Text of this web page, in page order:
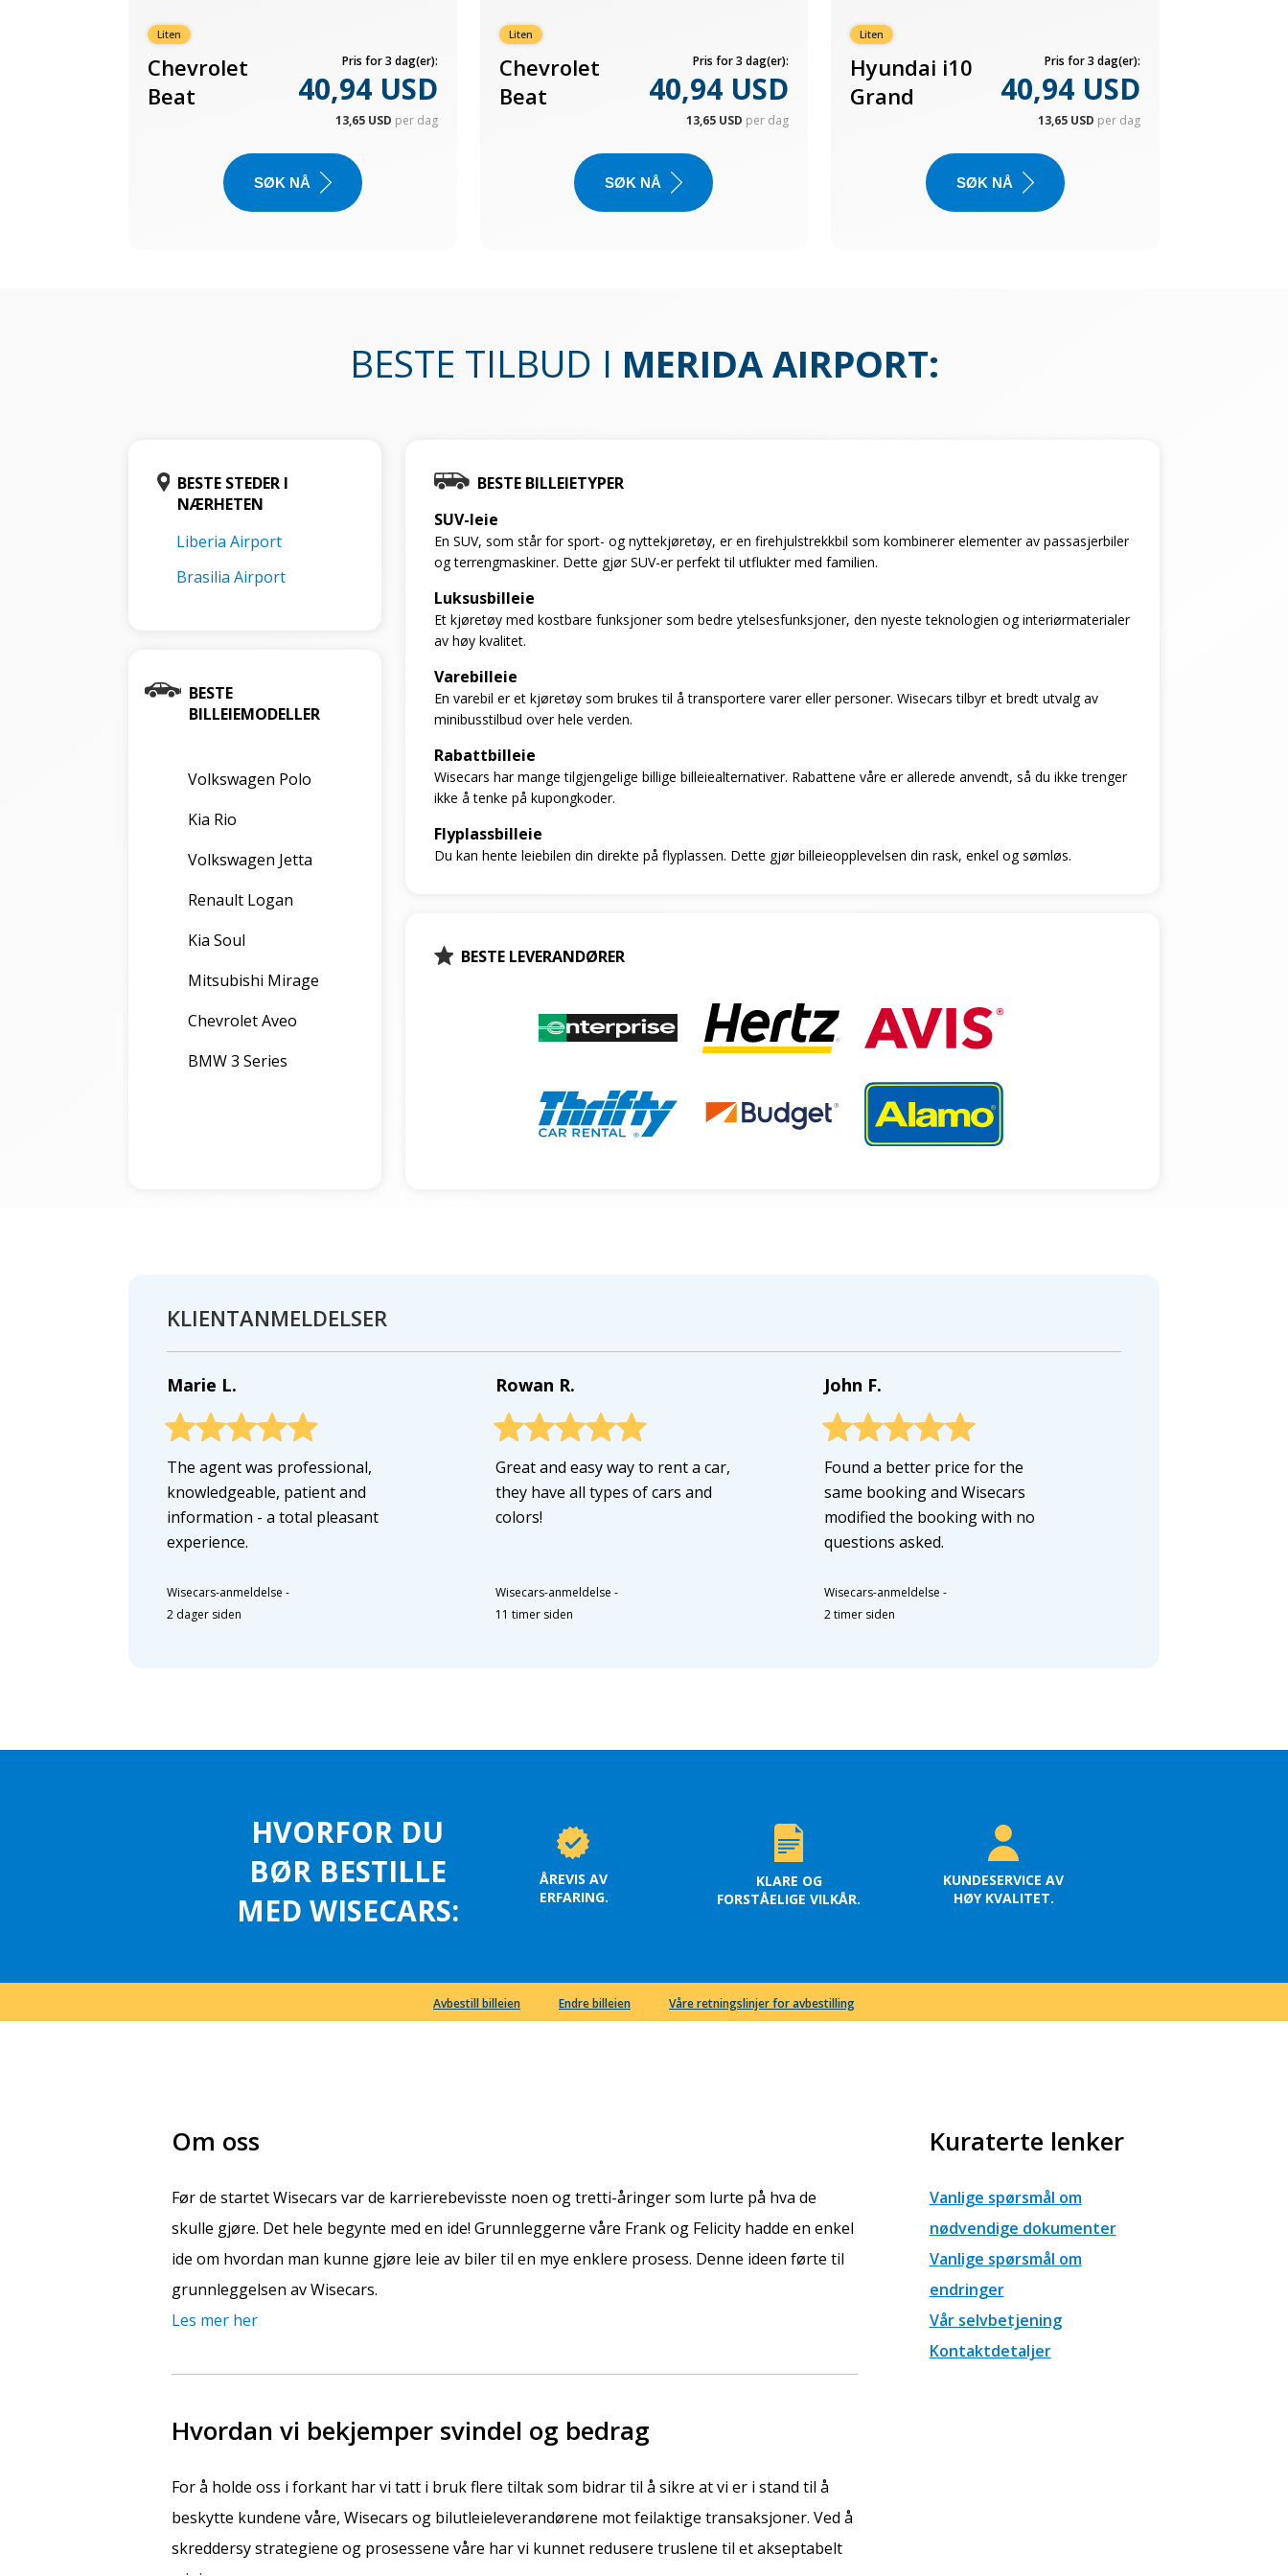
Liten
Chevrolet
Beat
Pris for 3 dag(er):
40,94 USD
13,65 USD per dag
SØK NÅ
Liten
Chevrolet
Beat
Pris for 3 dag(er):
40,94 USD
13,65 USD per dag
SØK NÅ
Liten
Hyundai i10
Grand
Pris for 3 dag(er):
40,94 USD
13,65 USD per dag
SØK NÅ
BESTE TILBUD I MERIDA AIRPORT:
BESTE STEDER I
NÆRHETEN
Liberia Airport
Brasilia Airport
BESTE
BILLEIEMODELLER
Volkswagen Polo
Kia Rio
Volkswagen Jetta
Renault Logan
Kia Soul
Mitsubishi Mirage
Chevrolet Aveo
BMW 3 Series
BESTE BILLEIETYPER
SUV-leie
En SUV, som står for sport- og nyttekjøretøy, er en firehjulstrekkbil som kombinerer elementer av passasjerbiler
og terrengmaskiner. Dette gjør SUV-er perfekt til utflukter med familien.
Luksusbilleie
Et kjøretøy med kostbare funksjoner som bedre ytelsesfunksjoner, den nyeste teknologien og interiørmaterialer
av høy kvalitet.
Varebilleie
En varebil er et kjøretøy som brukes til å transportere varer eller personer. Wisecars tilbyr et bredt utvalg av
minibusstilbud over hele verden.
Rabattbilleie
Wisecars har mange tilgjengelige billige billeiealternativer. Rabattene våre er allerede anvendt, så du ikke trenger
ikke å tenke på kupongkoder.
Flyplassbilleie
Du kan hente leiebilen din direkte på flyplassen. Dette gjør billeieopplevelsen din rask, enkel og sømløs.
BESTE LEVERANDØRER
KLIENTANMELDELSER
Marie L.
The agent was professional,
knowledgeable, patient and
information - a total pleasant
experience.
Wisecars-anmeldelse -
2 dager siden
Rowan R.
Great and easy way to rent a car,
they have all types of cars and
colors!
Wisecars-anmeldelse -
11 timer siden
John F.
Found a better price for the
same booking and Wisecars
modified the booking with no
questions asked.
Wisecars-anmeldelse -
2 timer siden
HVORFOR DU
BØR BESTILLE
MED WISECARS:
ÅREVIS AV
ERFARING.
KLARE OG
FORSTÅELIGE VILKÅR.
KUNDESERVICE AV
HØY KVALITET.
Avbestill billeien Endre billeien Våre retningslinjer for avbestilling
Om oss
Før de startet Wisecars var de karrierebevisste noen og tretti-åringer som lurte på hva de
skulle gjøre. Det hele begynte med en ide! Grunnleggerne våre Frank og Felicity hadde en enkel
ide om hvordan man kunne gjøre leie av biler til en mye enklere prosess. Denne ideen førte til
grunnleggelsen av Wisecars.
Les mer her
Hvordan vi bekjemper svindel og bedrag
For å holde oss i forkant har vi tatt i bruk flere tiltak som bidrar til å sikre at vi er i stand til å
beskytte kundene våre, Wisecars og bilutleieleverandørene mot feilaktige transaksjoner. Ved å
skreddersy strategiene og prosessene våre har vi kunnet redusere truslene til et akseptabelt
Kuraterte lenker
Vanlige spørsmål om
nødvendige dokumenter
Vanlige spørsmål om
endringer
Vår selvbetjening
Kontaktdetaljer